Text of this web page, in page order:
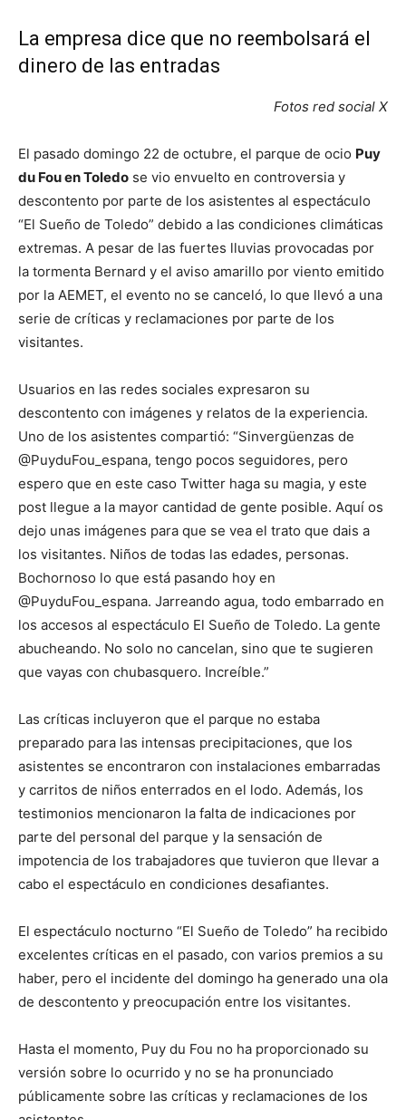
La empresa dice que no reembolsará el
dinero de las entradas
Fotos red social X
El pasado domingo 22 de octubre, el parque de ocio Puy
du Fou en Toledo se vio envuelto en controversia y
descontento por parte de los asistentes al espectáculo
“El Sueño de Toledo” debido a las condiciones climáticas
extremas. A pesar de las fuertes lluvias provocadas por
la tormenta Bernard y el aviso amarillo por viento emitido
por la AEMET, el evento no se canceló, lo que llevó a una
serie de críticas y reclamaciones por parte de los
visitantes.
Usuarios en las redes sociales expresaron su
descontento con imágenes y relatos de la experiencia.
Uno de los asistentes compartió: “Sinvergüenzas de
@PuyduFou_espana, tengo pocos seguidores, pero
espero que en este caso Twitter haga su magia, y este
post llegue a la mayor cantidad de gente posible. Aquí os
dejo unas imágenes para que se vea el trato que dais a
los visitantes. Niños de todas las edades, personas.
Bochornoso lo que está pasando hoy en
@PuyduFou_espana. Jarreando agua, todo embarrado en
los accesos al espectáculo El Sueño de Toledo. La gente
abucheando. No solo no cancelan, sino que te sugieren
que vayas con chubasquero. Increíble.”
Las críticas incluyeron que el parque no estaba
preparado para las intensas precipitaciones, que los
asistentes se encontraron con instalaciones embarradas
y carritos de niños enterrados en el lodo. Además, los
testimonios mencionaron la falta de indicaciones por
parte del personal del parque y la sensación de
impotencia de los trabajadores que tuvieron que llevar a
cabo el espectáculo en condiciones desafiantes.
El espectáculo nocturno “El Sueño de Toledo” ha recibido
excelentes críticas en el pasado, con varios premios a su
haber, pero el incidente del domingo ha generado una ola
de descontento y preocupación entre los visitantes.
Hasta el momento, Puy du Fou no ha proporcionado su
versión sobre lo ocurrido y no se ha pronunciado
públicamente sobre las críticas y reclamaciones de los